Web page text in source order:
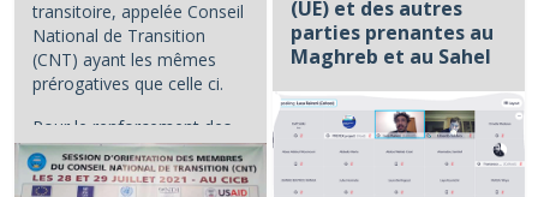
(UE) et des autres
parties prenantes au
Maghreb et au Sahel
...
transitoire, appelée Conseil
National de Transition
(CNT) ayant les mêmes
prérogatives que celle ci.
Pour le renforcement des...